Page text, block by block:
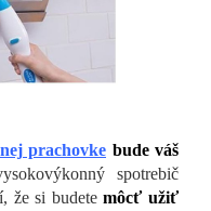
prachovke bude váš
spotrebič
že si budetemôcť užiť